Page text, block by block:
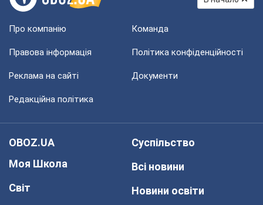
Про компанію Команда
Правова інформація Політика конфіденційності
Реклама на сайті Документи
Редакційна політика
OBOZ.UA
Моя Школа
Світ
Суспільство
Всі новини
Новини освіти